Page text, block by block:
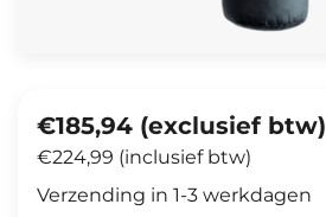
€185,94 (exclusief btw)
€224,99 (inclusief btw)
Verzending in 1-3 werkdagen